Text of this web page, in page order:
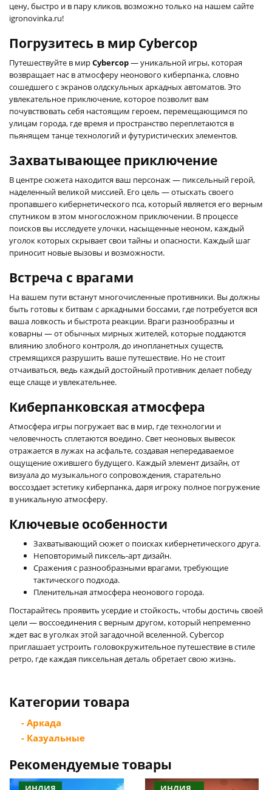
цену, быстро и в пару кликов, возможно только на нашем сайте
igronovinka.ru!
Погрузитесь в мир Cybercop
Путешествуйте в мирCybercop— уникальной игры, которая
возвращает нас в атмосферу неонового киберпанка, словно
сошедшего с экранов олдскульных аркадных автоматов. Это
увлекательное приключение, которое позволит вам
почувствовать себя настоящим героем, перемещающимся по
улицам города, где время и пространство переплетаются в
пьянящем танце технологий и футуристических элементов.
Захватывающее приключение
В центре сюжета находится ваш персонаж — пиксельный герой,
наделенный великой миссией. Его цель — отыскать своего
пропавшего кибернетического пса, который является его верным
спутником в этом многосложном приключении. В процессе
поисков вы исследуете улочки, насыщенные неоном, каждый
уголок которых скрывает свои тайны и опасности. Каждый шаг
приносит новые вызовы и возможности.
Встреча с врагами
На вашем пути встанут многочисленные противники. Вы должны
быть готовы к битвам с аркадными боссами, где потребуется вся
ваша ловкость и быстрота реакции. Враги разнообразны и
коварны — от обычных мирных жителей, которые поддаются
влиянию злобного контроля, до инопланетных существ,
стремящихся разрушить ваше путешествие. Но не стоит
отчаиваться, ведь каждый достойный противник делает победу
еще слаще и увлекательнее.
Киберпанковская атмосфера
Атмосфера игры погружает вас в мир, где технологии и
человечность сплетаются воедино. Свет неоновых вывесок
отражается в лужах на асфальте, создавая непередаваемое
ощущение ожившего будущего. Каждый элемент дизайн, от
визуала до музыкального сопровождения, старательно
воссоздает эстетику киберпанка, даря игроку полное погружение
в уникальную атмосферу.
Ключевые особенности
Захватывающий сюжет о поисках кибернетического друга.
Неповторимый пиксель-арт дизайн.
Сражения с разнообразными врагами, требующие
тактического подхода.
Пленительная атмосфера неонового города.
Постарайтесь проявить усердие и стойкость, чтобы достичь своей
цели — воссоединения с верным другом, который непременно
ждет вас в уголках этой загадочной вселенной. Cybercop
приглашает устроить головокружительное путешествие в стиле
ретро, где каждая пиксельная деталь обретает свою жизнь.
Категории товара
- Аркада
- Казуальные
Рекомендуемые товары